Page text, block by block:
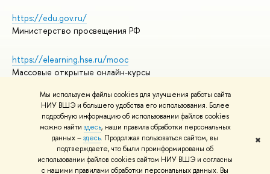
Мы используем файлы cookies для улучшения работы сайта
НИУ ВШЭ и большего удобства его использования. Более
подробную информацию об использовании файлов cookies
можно найти здесь, наши правила обработки персональных
данных –здесь. Продолжая пользоваться сайтом, вы
подтверждаете, что были проинформированы об
использовании файлов cookies сайтом НИУ ВШЭ и согласны
с нашими правилами обработки персональных данных. Вы
✖
https://edu.gov.ru/
Министерство просвещения РФ
https://elearning.hse.ru/mooc
Массовые открытые онлайн-курсы
© НИУ ВШЭ 1993–2026
Адреса и контакты
Условия использования материалов
Политика конфиденциальности
Правила применения рекомендательных технологий в НИУ ВШЭ